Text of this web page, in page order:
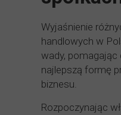
Wyjaśnienie
handlowych w
wady,
najlepszą formę
biznesu.
Rozpoczynając